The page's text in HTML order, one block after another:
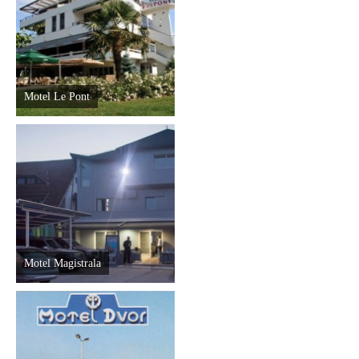
Destinacije
Spisak destinacija
Manifestacije
Smještaj
Multimedija
Foto
Motel Le Pont
Motel Magistrala